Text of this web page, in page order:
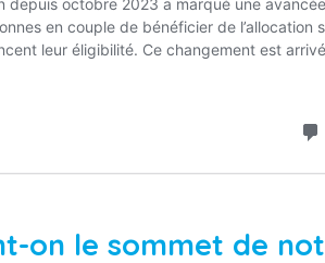
on le sommet de